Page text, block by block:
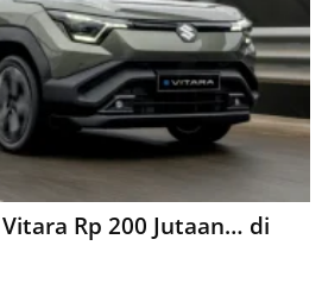
Rp 200 Jutaan… di